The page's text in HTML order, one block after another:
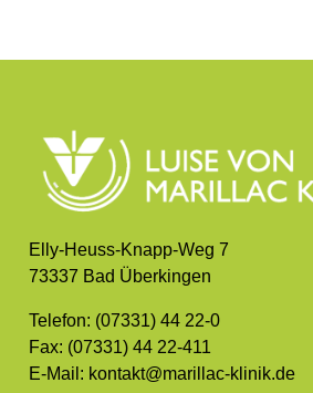
Elly-Heuss-Knapp-Weg 7
73337 Bad Überkingen
Telefon: (07331) 44 22-0
Fax: (07331) 44 22-411
E-Mail: kontakt@marillac-klinik.de